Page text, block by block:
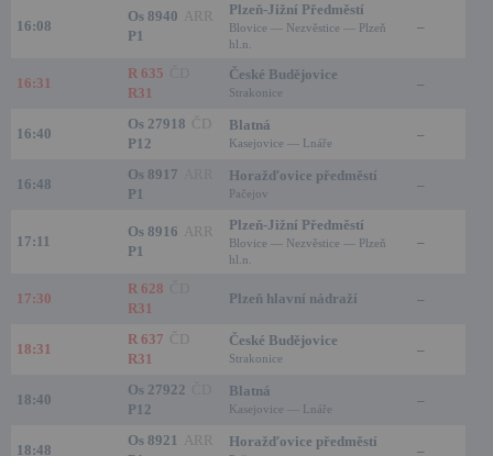
16:08
Os 8940
ARR
P1
Plzeň-Jižní Předměstí
Blovice — Nezvěstice — Plzeň
hl.n.
–
16:31
R 635
R31
České Budějovice
Strakonice
–
16:40
Os 27918 ČD
P12
Blatná
Kasejovice — Lnáře
–
16:48
Os 8917
P1
Horažďovice předměstí
Pačejov
–
17:11
Os 8916
ARR
P1
Plzeň-Jižní Předměstí
Blovice — Nezvěstice — Plzeň
hl.n.
–
17:30
R 628
R31
Plzeň hlavní nádraží –
18:31
R 637 ČD
R31
České Budějovice
Strakonice
–
18:40
Os 27922
P12
Blatná
Kasejovice — Lnáře
–
18:48
Os 8921
ARR
Horažďovice předměstí
–